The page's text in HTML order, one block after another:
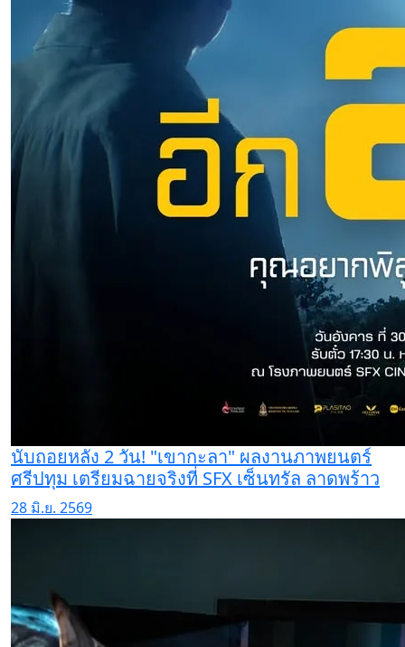
นับถอยหลัง 2 วัน! "เขากะลา" ผลงานภาพยนตร์
ศรีปทุม เตรียมฉายจริงที่ SFX เซ็นทรัล ลาดพร้าว
28 มิ.ย. 2569